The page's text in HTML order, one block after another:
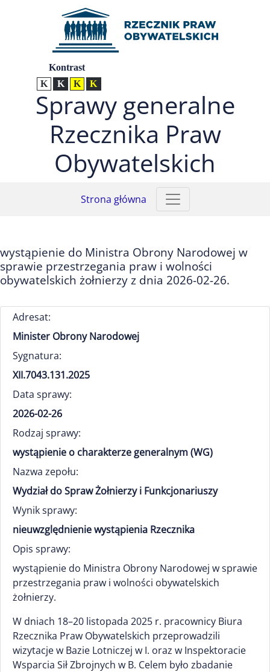
Przejdź do menu głównego (nacisnij Enter)
Przejdź do treści (nacisnij Enter)
Przejdź do mapy serwisu (nacisnij Enter)
UstawieniaKontrast
Kontrast normalny
Kontrast biały tekst na czarnym
Kontrast czarny tekst na żółtym
Sprawy generalne
Rzecznika Praw
Obywatelskich
Strona główna
wystąpienie do Ministra Obrony Narodowej w
sprawie przestrzegania praw i wolności
obywatelskich żołnierzy z dnia 2026-02-26.
Adresat:
Minister Obrony Narodowej
Sygnatura:
XII.7043.131.2025
Data sprawy:
2026-02-26
Rodzaj sprawy:
wystąpienie o charakterze generalnym (WG)
Nazwa zepołu:
Wydział do Spraw Żołnierzy i Funkcjonariuszy
Wynik sprawy:
nieuwzględnienie wystąpienia Rzecznika
Opis sprawy:
wystąpienie do Ministra Obrony Narodowej w sprawie
przestrzegania praw i wolności obywatelskich
żołnierzy.
W dniach 18–20 listopada 2025 r. pracownicy Biura
Rzecznika Praw Obywatelskich przeprowadzili
wizytacje w Bazie Lotniczej w I. oraz w Inspektoracie
Wsparcia Sił Zbrojnych w B. Celem było zbadanie